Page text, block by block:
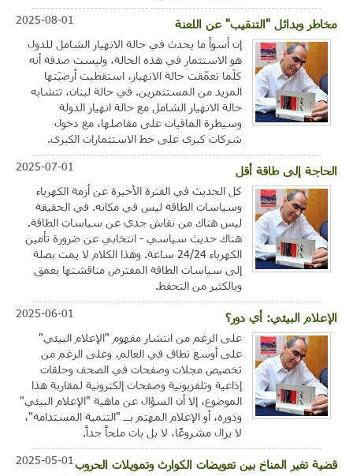
مخاطر وبدائل "التنقيب" عن اللعنة
2025-08-01
إن أسوأ ما يحدث في حالة الانهيار الشامل للدول
هو الاستثمار في هذه الحالة، وليست صدفة أنه
كلّما تعمّقت حالة الانهيار، استقطبت أرضيّتها
المزيد من المستثمرين. في حالة لبنان، تتشابه
حالة الانهيار الشامل مع حالة انهيار الدولة
وسيطرة المافيات على مفاصلها، مع دخول
شركات كبرى على خط الاستثمارات الكبرى.
الحاجة إلى طاقة أقل
2025-07-01
كل الحديث في الفترة الأخيرة عن أزمة الكهرباء
وسياسات الطاقة ليس في مكانه. في الحقيقة
ليس هناك من نقاش جدي عن سياسات الطاقة.
هناك حديث سياسي - انتخابي عن ضرورة تأمين
الكهرباء 24/24 ساعة. وهذا الكلام لا يمت بصلة
إلى سياسات الطاقة المفترض مناقشتها بعمق
وبالكثير من التحفظ.
الإعلام البيئي: أي دور؟
2025-06-01
على الرغم من انتشار مفهوم "الإعلام البيئي"
على أوسع نطاق في العالم، وعلى الرغم من
تخصيص مجلات وصفحات في الصحف وحلقات
إذاعية وتلفزيونية وصفحات إلكترونية لمقاربة هذا
الموضوع، إلا أن السؤال عن ماهية "الإعلام البيئي"
ودوره، أو الإعلام المهتم بــ "التنمية المستدامة"،
لا يزال مشروعًا، لا بل بات ملحاً جداً.
قضية تغير المناخ بين تعويضات الكوارث وتمويلات الحروب2025-05-01